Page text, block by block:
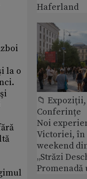
la o
Haferland
📁
Conferințe
Noi
Victoriei,
weekend
„Străzi
Promenadă